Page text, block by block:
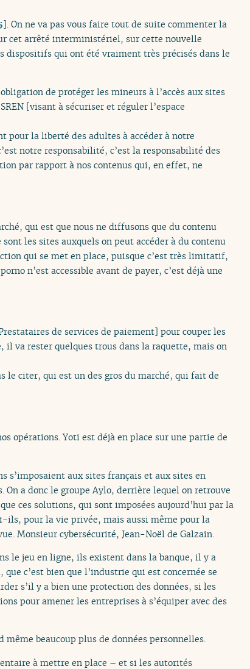
]. On ne va pas vous faire tout de suite commenter la
cet arrêté interministériel, sur cette nouvelle
dispositifs qui ont été vraiment très précisés dans le
de protéger les mineurs à l’accès aux sites
[visant à sécuriser et réguler l’espace
pour la liberté des adultes à accéder à notre
notre responsabilité, c’est la responsabilité des
par rapport à nos contenus qui, en effet, ne
qui est que nous ne diffusons que du contenu
les sites auxquels on peut accéder à du contenu
qui se met en place, puisque c’est très limitatif,
n’est accessible avant de payer, c’est déjà une
de services de paiement] pour couper les
il va rester quelques trous dans la raquette, mais on
le citer, qui est un des gros du marché, qui fait de
opérations. Yoti est déjà en place sur une partie de
s’imposaient aux sites français et aux sites en
On a donc le groupe Aylo, derrière lequel on retrouve
ces solutions, qui sont imposées aujourd’hui par la
ils, pour la vie privée, mais aussi même pour la
Monsieur cybersécurité, Jean-Noël de Galzain.
le jeu en ligne, ils existent dans la banque, il y a
c’est bien que l’industrie qui est concernée se
s’il y a bien une protection des données, si les
pour amener les entreprises à s’équiper avec des
même beaucoup plus de données personnelles.
à mettre en place – et si les autorités